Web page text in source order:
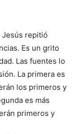
Jesús repitió
Es un grito
Las fuentes lo
La primera es
los primeros y
es más
primeros y